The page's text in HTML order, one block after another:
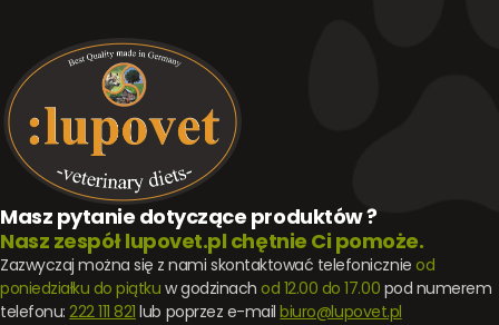
Masz pytanie dotyczące produktów ?
Nasz zespół lupovet.pl chętnie Ci pomoże.
Zazwyczaj można się z nami skontaktować telefonicznie od
poniedziałku do piątku w godzinach od 12.00 do 17.00 pod numerem
telefonu:222 111 821 lub poprzez e-mailbiuro@lupovet.pl